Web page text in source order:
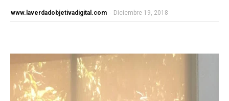
www.laverdadobjetivadigital.com - Diciembre 19, 2018